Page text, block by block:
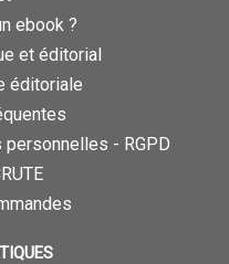
ebook ?
et éditorial
éditoriale
- RGPD